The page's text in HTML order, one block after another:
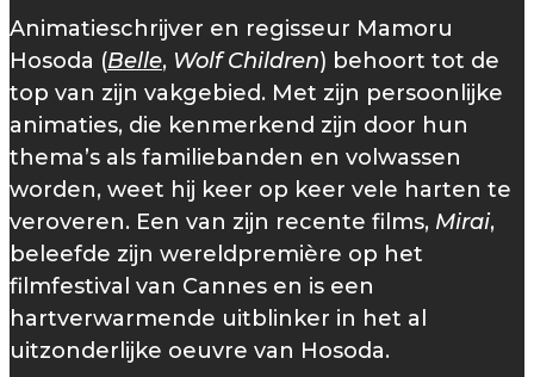
Animatieschrijver en regisseur Mamoru
Hosoda (Belle, Wolf Children) behoort tot de
top van zijn vakgebied. Met zijn persoonlijke
animaties, die kenmerkend zijn door hun
thema’s als familiebanden en volwassen
worden, weet hij keer op keer vele harten te
veroveren. Een van zijn recente films, Mirai,
beleefde zijn wereldpremière op het
filmfestival van Cannes en is een
hartverwarmende uitblinker in het al
uitzonderlijke oeuvre van Hosoda.